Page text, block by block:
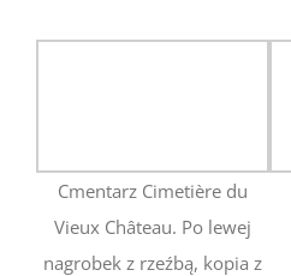
Cmentarz Cimetière du
Vieux Château. Po lewej
nagrobek z rzeźbą, kopia z